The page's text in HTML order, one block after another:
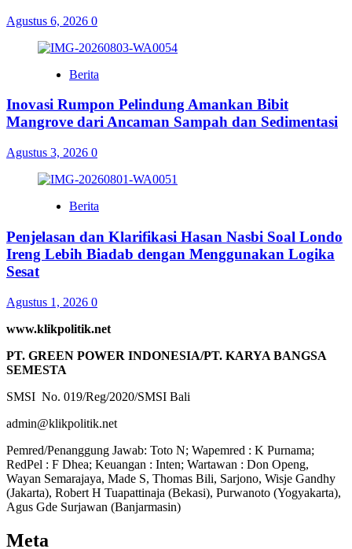
Agustus 6, 2026 0
Berita
Inovasi Rumpon Pelindung Amankan Bibit
Mangrove dari Ancaman Sampah dan Sedimentasi
Agustus 3, 2026 0
Berita
Penjelasan dan Klarifikasi Hasan Nasbi Soal Londo
Ireng Lebih Biadab dengan Menggunakan Logika
Sesat
Agustus 1, 2026 0
www.klikpolitik.net
PT. GREEN POWER INDONESIA/PT. KARYA BANGSA
SEMESTA
SMSI No. 019/Reg/2020/SMSI Bali
admin@klikpolitik.net
Pemred/Penanggung Jawab: Toto N; Wapemred : K Purnama;
RedPel : F Dhea; Keuangan : Inten; Wartawan : Don Openg,
Wayan Semarajaya, Made S, Thomas Bili, Sarjono, Wisje Gandhy
(Jakarta), Robert H Tuapattinaja (Bekasi), Purwanoto (Yogyakarta),
Agus Gde Surjawan (Banjarmasin)
Meta